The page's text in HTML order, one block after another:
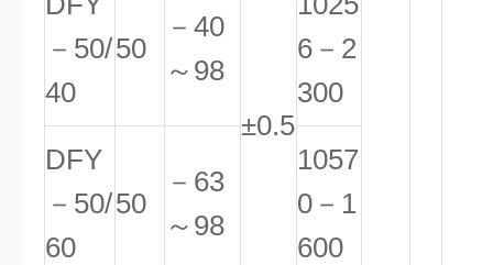
±0.5
－50/
40
50
－40
～98
6－2
300
DFY
－50/
60
50
－63
～98
1057
0－1
600